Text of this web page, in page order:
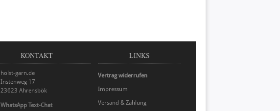
KONTAKT
holst-garn.de
Instenweg 17
23623 Ahrensbök
WhatsApp Text-Chat
LINKS
Vertrag widerrufen
Impressum
Versand & Zahlung